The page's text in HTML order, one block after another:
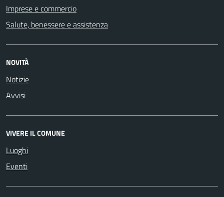
Imprese e commercio
Salute, benessere e assistenza
NOVITÀ
Notizie
Avvisi
VIVERE IL COMUNE
Luoghi
Eventi